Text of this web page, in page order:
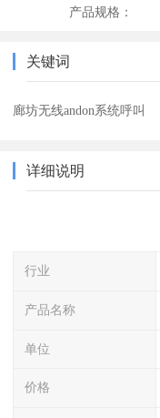
产品规格：
关键词
廊坊无线andon系统呼叫
详细说明
行业
产品名称
单位
价格